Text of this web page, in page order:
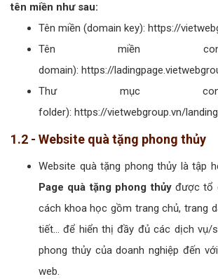
tên miền như sau:
Tên miền (domain key): https://
Tên miền
domain): https://
Thư mục
folder): https://vietwebgroup.vn/
1.2 - Website quà tặng phong thủy
Website quà tặng phong thủy là tập
Page quà tặng phong thủyđược tổ
cách khoa học gồm trang chủ, trang
tiết... để hiển thị đầy đủ các dịch vụ/
phong thủy của doanh nghiệp đến
web.